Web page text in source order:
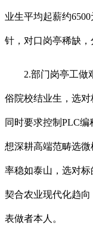
业生平均起薪约
针，对口岗亭稀缺
2.部门岗亭工做艰
俗院校结业生，选对
同时要求控制PLC编
想深耕高端范畴选
率稳如泰山，选对标
契合农业现代化趋
表做者本人。